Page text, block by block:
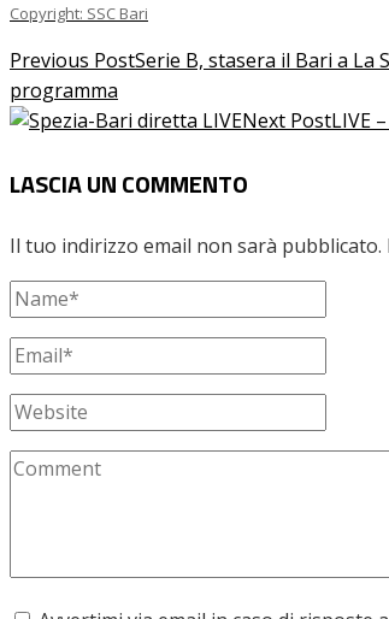
Copyright: SSC Bari
Previous PostSerie B, stasera il Bari a La
programma
Next PostLIVE
LASCIA UN COMMENTO
Il tuo indirizzo email non sarà pubblicato.